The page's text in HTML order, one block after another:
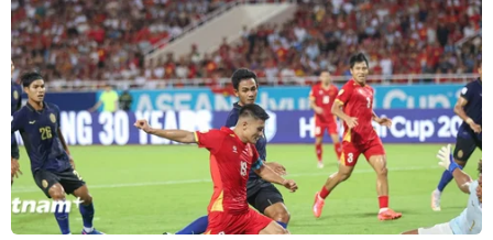
bàn gỡ 1-3 cho Việt Nam. (Ảnh: Hoàng Linh/TTXVN)